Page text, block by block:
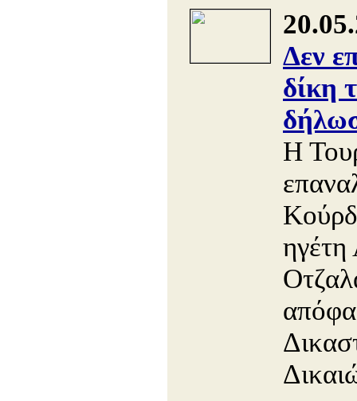
Δεν
δίκη
Η